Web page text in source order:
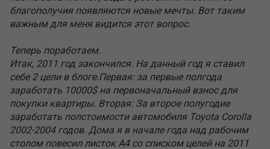
благополучия появляются новые мечты. Вот таким
важным для меня видится этот вопрос.
Теперь поработаем.
Итак, 2011 год закончился. На данный год я ставил
себе 2 цели в блоге.Первая: за первые полгода
заработать 10000$ на первоначальный взнос для
покупки квартиры. Вторая: За второе полугодие
заработать полстоимости автомобиля Toyota Corolla
2002-2004 годов. Дома я в начале года над рабочим
столом повесил листок А4 со списком целей на 2011